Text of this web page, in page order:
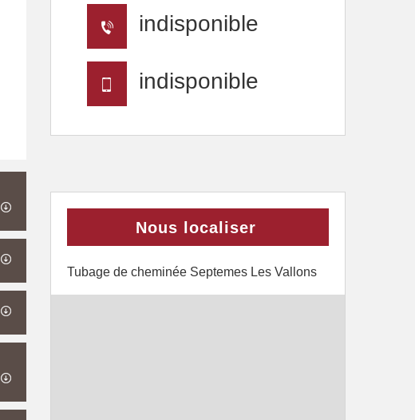
indisponible
indisponible
Nous localiser
Tubage de cheminée Septemes Les Vallons